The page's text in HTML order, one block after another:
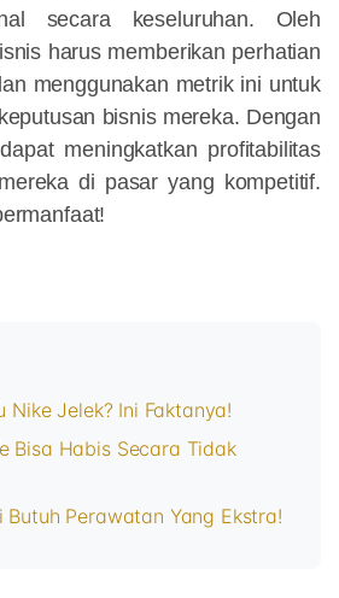
secara keseluruhan. Oleh
harus memberikan perhatian
menggunakan metrik ini untuk
bisnis mereka. Dengan
meningkatkan profitabilitas
di pasar yang kompetitif.
Nike Jelek? Ini Faktanya!
Bisa Habis Secara Tidak
Butuh Perawatan Yang Ekstra!